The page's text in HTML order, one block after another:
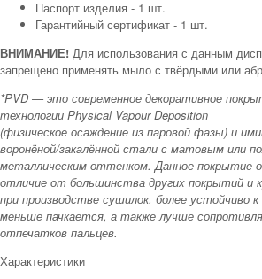
Паспорт изделия - 1 шт.
Гарантийный сертификат - 1 шт.
ВНИМАНИЕ! Для использования с данным
запрещено применять мыло с твёрдыми или
*PVD — это современное декоративное
технологии Physical Vapour Deposition
(физическое осаждение из паровой фазы) и
воронёной/закалённой стали с матовым или
металлическим оттенком. Данное покрытие
отличие от большинства других покрытий и
при производстве сушилок, более устойчиво
меньше пачкается, а также лучше
отпечатков пальцев.
Характеристики